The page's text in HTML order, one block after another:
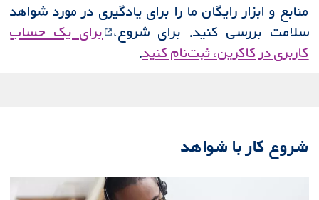
منابع و ابزار رایگان ما را برای یادگیری در مورد شواهد
سلامت بررسی کنید. برای شروع،
برای یک حساب
کاربری در کاکرین، ثبت‌نام کنید.
شروع کار با شواهد